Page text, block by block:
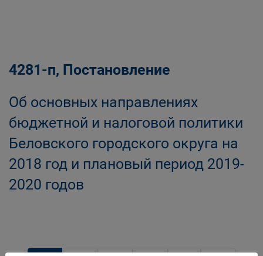
4281-п, Постановление
Об основных направлениях
бюджетной и налоговой политики
Беловского городского округа на
2018 год и плановый период 2019-
2020 годов